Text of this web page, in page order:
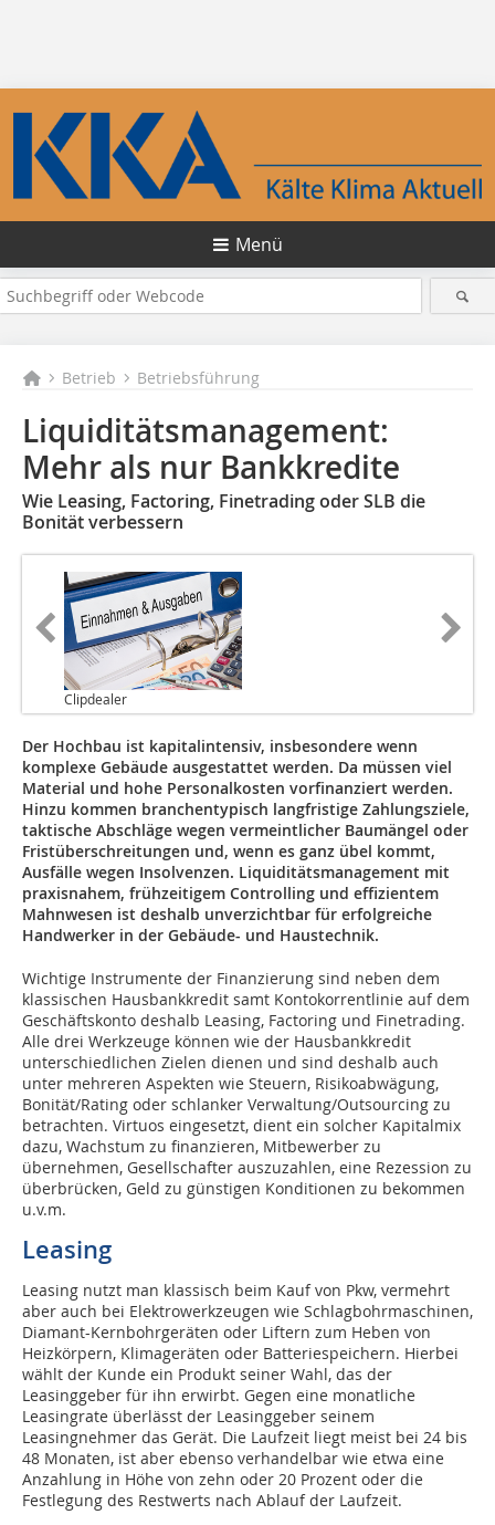
Menü
Betrieb Betriebsführung
Liquiditätsmanagement:
Mehr als nur Bankkredite
Wie Leasing, Factoring, Finetrading oder SLB die
Bonität verbessern
Clipdealer
Der Hochbau ist kapitalintensiv, insbesondere wenn
komplexe Gebäude ausgestattet werden. Da müssen viel
Material und hohe Personalkosten vorfinanziert werden.
Hinzu kommen branchentypisch langfristige Zahlungsziele,
taktische Abschläge wegen vermeintlicher Baumängel oder
Fristüberschreitungen und, wenn es ganz übel kommt,
Ausfälle wegen Insolvenzen. Liquiditätsmanagement mit
praxisnahem, frühzeitigem Controlling und effizientem
Mahnwesen ist deshalb unverzichtbar für erfolgreiche
Handwerker in der Gebäude- und Haustechnik.
Wichtige Instrumente der Finanzierung sind neben dem
klassischen Hausbankkredit samt Kontokorrentlinie auf dem
Geschäftskonto deshalb Leasing, Factoring und Fine­trading.
Alle drei Werkzeuge können wie der Hausbankkredit
unterschiedlichen Zielen dienen und sind deshalb auch
unter mehreren Aspekten wie Steuern, Risikoabwägung,
Bonität/Rating oder schlanker Verwaltung/Outsourcing zu
betrachten. Virtuos eingesetzt, dient ein solcher Kapitalmix
dazu, Wachstum zu finanzieren, Mitbewerber zu
übernehmen, Gesellschafter auszuzahlen, eine Rezession zu
überbrücken, Geld zu günstigen Konditionen zu bekommen
u.v.m.
Leasing
Leasing nutzt man klassisch beim Kauf von Pkw, vermehrt
aber auch bei Elektrowerkzeugen wie Schlagbohrmaschinen,
Diamant-Kernbohrgeräten oder Liftern zum Heben von
Heizkörpern, Klimageräten oder Batteriespeichern. Hierbei
wählt der Kunde ein Produkt seiner Wahl, das der
Leasinggeber für ihn erwirbt. Gegen eine monatliche
Leasingrate überlässt der Leasinggeber seinem
Leasingnehmer das Gerät. Die Laufzeit liegt meist bei 24 bis
48 Monaten, ist aber ebenso verhandelbar wie etwa eine
Anzahlung in Höhe von zehn oder 20 Prozent oder die
Festlegung des Restwerts nach Ablauf der Laufzeit.